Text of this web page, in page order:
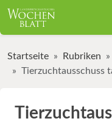
Startseite Rubriken
Tierzuchtausschuss